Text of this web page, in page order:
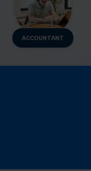
ACCOUNTANT